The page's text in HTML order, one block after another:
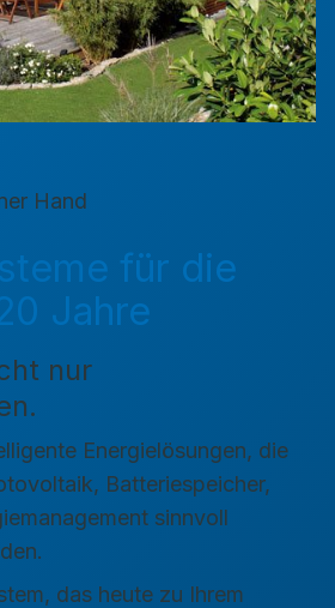
Hand
für die
Jahre
nur
Energielösungen, die
Batteriespeicher,
sinnvoll
das heute zu Ihrem